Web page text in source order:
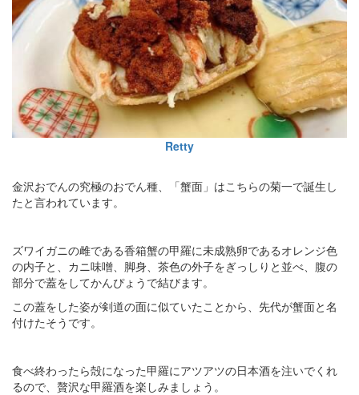
Retty
金沢おでんの究極のおでん種、「蟹面」はこちらの菊一で誕生し
たと言われています。
ズワイガニの雌である香箱蟹の甲羅に未成熟卵であるオレンジ色
の内子と、カニ味噌、脚身、茶色の外子をぎっしりと並べ、腹の
部分で蓋をしてかんぴょうで結びます。
この蓋をした姿が剣道の面に似ていたことから、先代が蟹面と名
付けたそうです。
食べ終わったら殻になった甲羅にアツアツの日本酒を注いでくれ
るので、贅沢な甲羅酒を楽しみましょう。